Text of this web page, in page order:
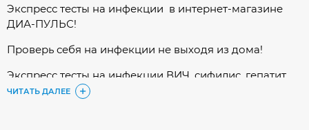
Экспресс тесты на инфекции в интернет-магазине
ДИА-ПУЛЬС!
Проверь себя на инфекции не выходя из дома!
Экспресс тесты на инфекции ВИЧ, сифилис, гепатит,
ротавирус, аденовирус и т.д.
ЧИТАТЬ ДАЛЕЕ